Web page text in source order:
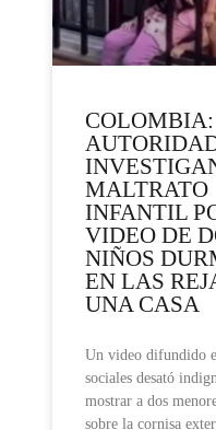
COLOMBIA:
MALTRATO
INFANTIL
VIDEO DE
NIÑOS
EN LAS
UNA CASA
Un video difundido
sociales desató
mostrar a dos
sobre la cornisa